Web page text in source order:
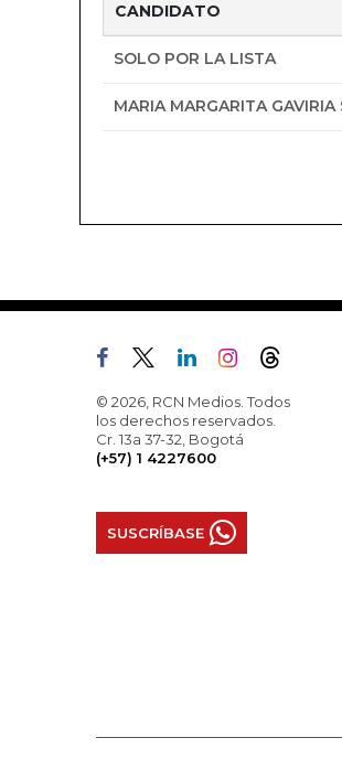
CANDIDATO
SOLO POR LA LISTA
MARIA MARGARITA GAVIRIA
© 2026, RCN Medios. Todos
los derechos reservados.
Cr. 13a 37-32, Bogotá
(+57) 1 4227600
SUSCRÍBASE